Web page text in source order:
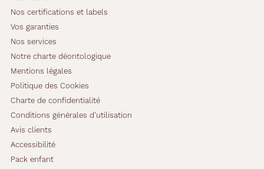
Nos certifications et labels
Vos garanties
Nos services
Notre charte déontologique
Mentions légales
Politique des Cookies
Charte de confidentialité
Conditions générales d'utilisation
Avis clients
Accessibilité
Pack enfant